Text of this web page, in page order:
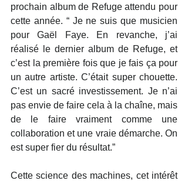
prochain album de Refuge attendu pour
cette année. “ Je ne suis que musicien
pour Gaël Faye. En revanche, j’ai
réalisé le dernier album de Refuge, et
c’est la première fois que je fais ça pour
un autre artiste. C’était super chouette.
C’est un sacré investissement. Je n’ai
pas envie de faire cela à la chaîne, mais
de le faire vraiment comme une
collaboration et une vraie démarche. On
est super fier du résultat.”
Cette science des machines, cet intérêt